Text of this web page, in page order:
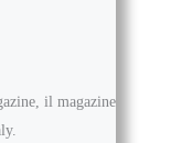
il magazine